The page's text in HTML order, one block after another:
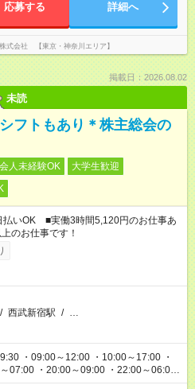
応募する 詳細へ
式会社 【東京・神奈川エリア】
掲載日：2026.08.02
未読
トもあり＊株主総会の
人未経験OK
大学生歓迎
いOK ■実働3時間5,120円のお仕事あ
のお仕事です！
/ 西武新宿駅 / …
・09:00～12:00 ・10:00～17:00 ・
07:00 ・20:00～09:00 ・22:00～06:00